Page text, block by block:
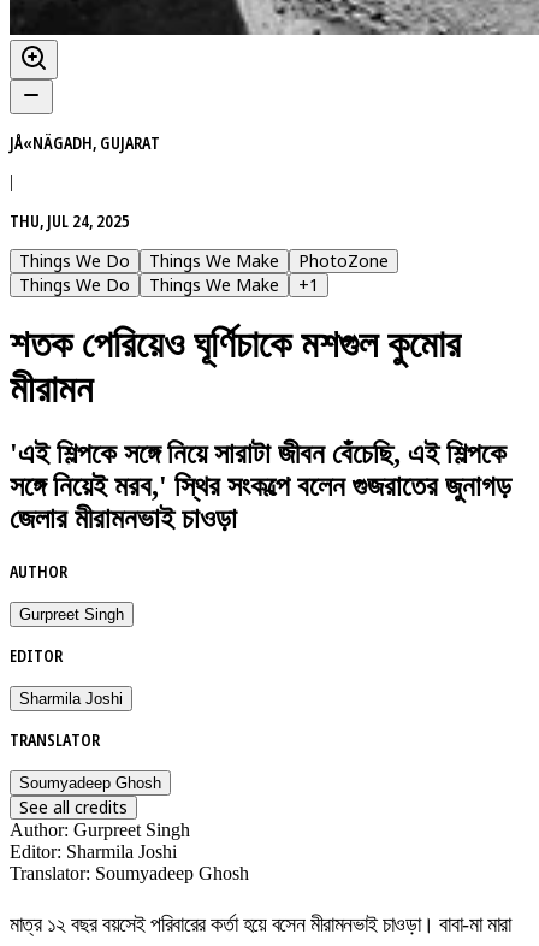
JÅ«NÄGADH, GUJARAT
|
THU, JUL 24, 2025
Things We Do
Things We Make
PhotoZone
Things We Do
Things We Make +1
শতক পেরিয়েও ঘূর্ণিচাকে মশগুল কুমোর
মীরামন
'এই শিল্পকে সঙ্গে নিয়ে সারাটা জীবন বেঁচেছি, এই শিল্পকে
সঙ্গে নিয়েই মরব,' স্থির সংকল্পে বলেন গুজরাতের জুনাগড়
জেলার মীরামনভাই চাওড়া
AUTHOR
Gurpreet Singh
EDITOR
Sharmila Joshi
TRANSLATOR
Soumyadeep Ghosh
See all credits
Author: Gurpreet Singh
Editor: Sharmila Joshi
Translator: Soumyadeep Ghosh
মাত্র ১২ বছর বয়সেই পরিবারের কর্তা হয়ে বসেন মীরামনভাই চাওড়া। বাবা-মা মারা